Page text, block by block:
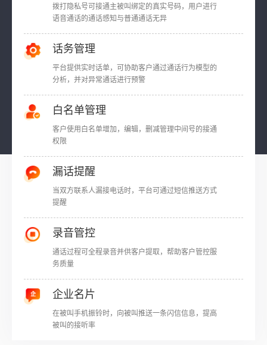
拨打隐私号可接通主被叫绑定的真实号码，用户进行
语音通话的通话感知与普通通话无异
话务管理
平台提供实时话单，可协助客户通过通话行为模型的
分析，并对异常通话进行预警
白名单管理
客户使用白名单增加，编辑，删减管理中间号的接通
权限
漏话提醒
当双方联系人漏接电话时，平台可通过短信推送方式
提醒
录音管控
通话过程可全程录音并供客户提取，帮助客户管控服
务质量
企业名片
在被叫手机振铃时，向被叫推送一条闪信信息，提高
被叫的接听率